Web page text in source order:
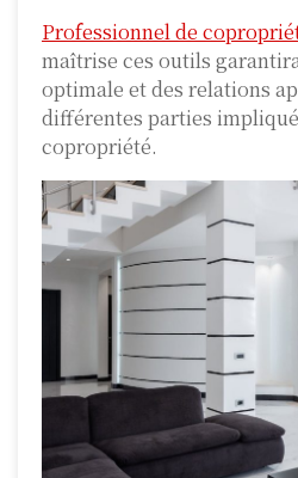
Professionnel de
maîtrise ces outils
optimale et des relations
différentes parties
copropriété.